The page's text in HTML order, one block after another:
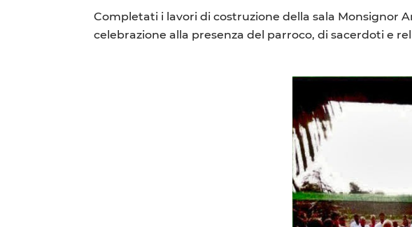
Completati i lavori di costruzione della sala Monsignor
celebrazione alla presenza del parroco, di sacerdoti e